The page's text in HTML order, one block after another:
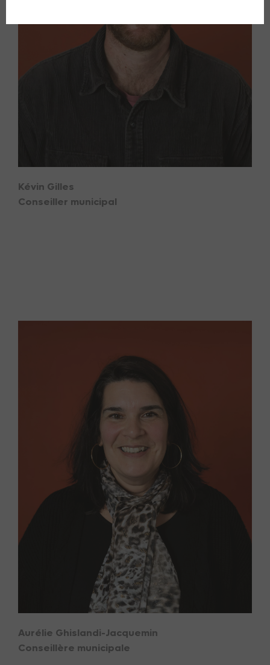
Kévin Gilles
Conseiller municipal
Aurélie Ghislandi-Jacquemin
Conseillère municipale